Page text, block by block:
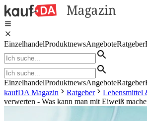
EinzelhandelProduktnewsAngeboteRatgeber
EinzelhandelProduktnewsAngeboteRatgeber
kaufDA Magazin
Ratgeber Lebensmittel
verwerten - Was kann man mit Eiweiß